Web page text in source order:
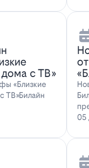
с ТВ»
«Близкие
ТВ»Билайн
05